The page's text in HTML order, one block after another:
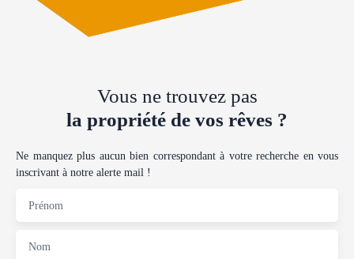
Vous ne trouvez pas
la propriété de vos rêves ?
Ne manquez plus aucun bien correspondant à votre recherche en vous
inscrivant à notre alerte mail !
Prénom
Nom